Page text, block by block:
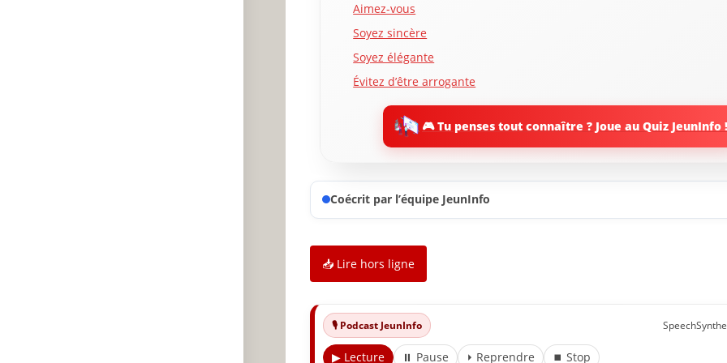
Aimez-vous
Soyez sincère
Soyez élégante
Évitez d’être arrogante
Soyez disciplinée
Ayez une bonne hygiène
Soyez gracieuse et délicate
Soyez féminine
Ayez de bonnes manières
Fréquentez des gens qui vous tirent vers le haut
Offrez votre aide
Accordez de l’importance aux autres et à leur temps
🎮 Tu penses tout connaître ? Joue au Quiz JeunInfo !
Coécrit par l’équipe JeunInfo
📥 Lire hors ligne
🎙️ Podcast JeunInfo
▶ Lecture ⏸ Pause ⏵ Reprendre ⏹ Stop